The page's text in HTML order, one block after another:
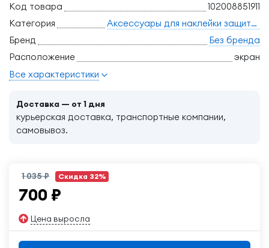
Код товара
102008851911
Категория
Аксессуары для наклейки защитных стекол
Бренд
Без бренда
Расположение
экран
Все характеристики
Доставка — от 1 дня
курьерская доставка, транспортные компании,
самовывоз.
1 035 ₽ Скидка 32%
700 ₽
Цена выросла